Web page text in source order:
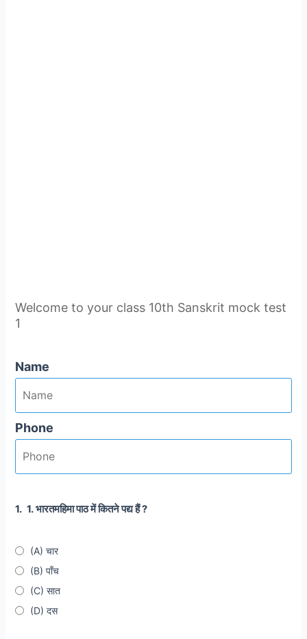
Welcome to your class 10th Sanskrit mock test
1
Name
Phone
1. 1. भारतमहिमा पाठ में कितने पद्य हैं ?
(A) चार
(B) पाँच
(C) सात
(D) दस